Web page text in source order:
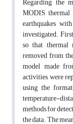
MODIS thermal
earthquakes
investigated.
so that thermal
removed from
model made
activities were
using the
temperature-
methods for
the data. The